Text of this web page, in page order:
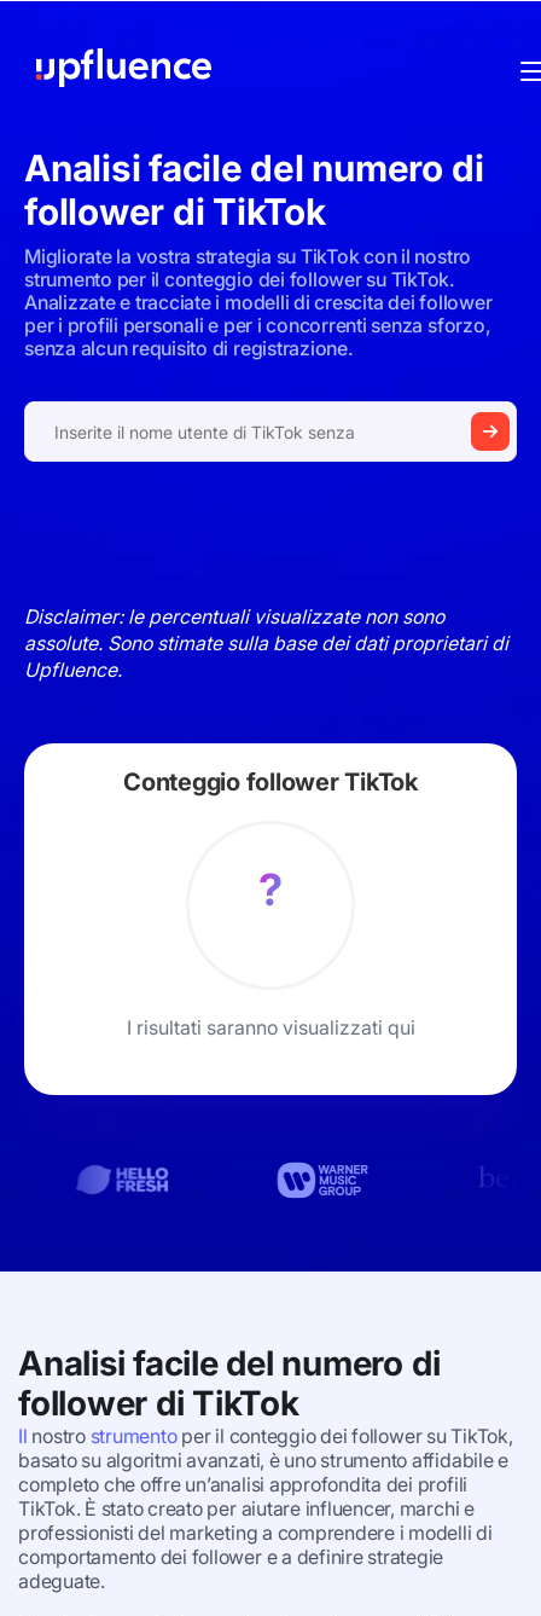
Analisi facile del numero di
follower di TikTok
Migliorate la vostra strategia su TikTok con il nostro
strumento per il conteggio dei follower su TikTok.
Analizzate e tracciate i modelli di crescita dei follower
per i profili personali e per i concorrenti senza sforzo,
senza alcun requisito di registrazione.
Disclaimer: le percentuali visualizzate non sono
assolute. Sono stimate sulla base dei dati proprietari di
Upfluence.
Conteggio follower TikTok
?
I risultati saranno visualizzati qui
Analisi facile del numero di
follower di TikTok
Il nostro strumentoper il conteggio dei follower su TikTok,
basato su algoritmi avanzati, è uno strumento affidabile e
completo che offre un’analisi approfondita dei profili
TikTok. È stato creato per aiutare influencer, marchi e
professionisti del marketing a comprendere i modelli di
comportamento dei follower e a definire strategie
adeguate.